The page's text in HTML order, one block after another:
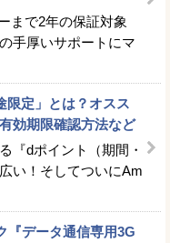
まで2年の保証対象
手厚いサポートにマ
限定」とは？オスス
効期限確認方法など
『dポイント（期間・
い！そしてついにAm
『データ通信専用3G